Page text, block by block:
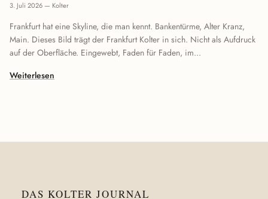
3. Juli 2026— Kolter
Frankfurt hat eine Skyline, die man kennt. Bankentürme, Alter Kranz,
Main. Dieses Bild trägt der Frankfurt Kolter in sich. Nicht als Aufdruck
auf der Oberfläche. Eingewebt, Faden für Faden, im...
Weiterlesen
DAS KOLTER JOURNAL